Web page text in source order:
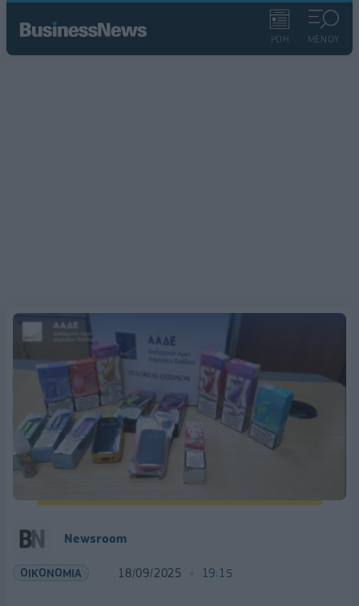
ΡΟΗ ΜΕΝΟΥ
Newsroom
ΟΙΚΟΝΟΜΙΑ 18/09/2025 19:15